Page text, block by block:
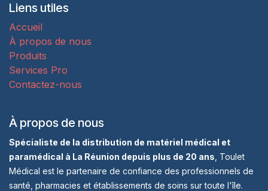
Liens utiles
Accueil
À propos de nous
Produits
Services Pro
Contactez-nous
À propos de nous
Spécialiste de la distribution de matériel médical et
paramédical à La Réunion depuis plus de 20 ans , Toulet
Médical est le partenaire de confiance des professionnels de
santé, pharmacies et établissements de soins sur toute l'île.